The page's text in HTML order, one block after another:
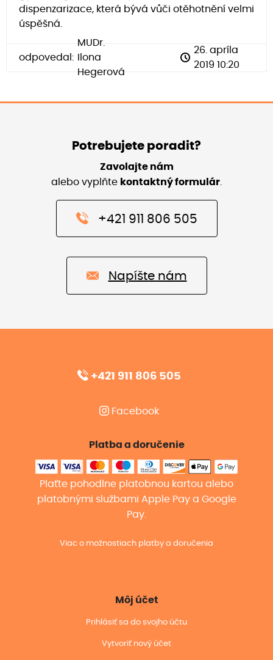
dispenzarizace, která bývá vůči otěhotnění velmi
úspěšná.
odpovedal:
MUDr.
Ilona
Hegerová
26. apríla
2019 10:20
Potrebujete poradit?
Zavolajte nám
alebo vyplňte kontaktný formulár
+421 911 806 505
Napíšte nám
+421 911 806 505
Facebook
Platba a doručenie
Plaťte pohodlne platobnou kartou alebo
platobnými službami Apple Pay a Google
Pay.
Viac o možnostiach platby a doručenia
Môj účet
Prihlásiť sa do svojho účtu
Vytvoriť nový účet